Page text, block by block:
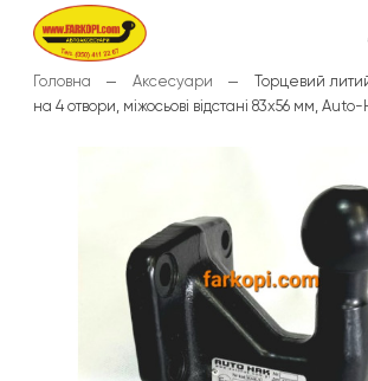
Головна Аксесуари
Торцевий
на 4 отвори, міжосьові відстані 83х56 мм,